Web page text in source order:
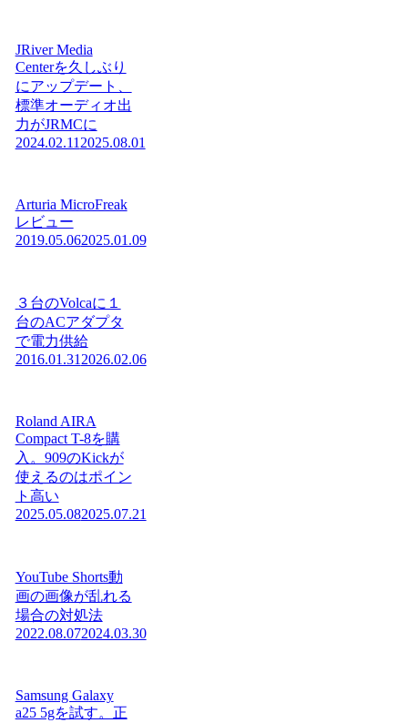
JRiver Media
Centerを久しぶり
にアップデート、
標準オーディオ出
力がJRMCに
2024.02.112025.08.01
Arturia MicroFreak
レビュー
2019.05.062025.01.09
３台のVolcaに１
台のACアダプタ
で電力供給
2016.01.312026.02.06
Roland AIRA
Compact T-8を購
入。909のKickが
使えるのはポイン
ト高い
2025.05.082025.07.21
YouTube Shorts動
画の画像が乱れる
場合の対処法
2022.08.072024.03.30
Samsung Galaxy
a25 5gを試す。正